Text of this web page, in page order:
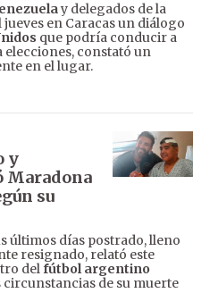
y delegados de la
en Caracas un diálogo
que podría conducir a
constató un
en el lugar.
y
Maradona
su
últimos días postrado, lleno
resignado, relató este
delfútbol argentino
de su muerte